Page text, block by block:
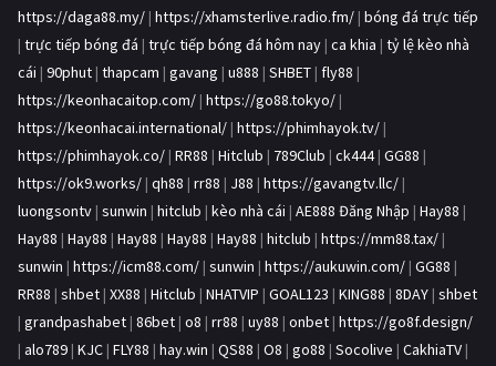
https://daga88.my/ | https://xhamsterlive.radio.fm/ | bóng đá trực tiếp
| trực tiếp bóng đá | trực tiếp bóng đá hôm nay | ca khia | tỷ lệ kèo nhà
cái | 90phut | thapcam | gavang | u888 | SHBET | fly88 |
https://keonhacaitop.com/ | https://go88.tokyo/ |
https://keonhacai.international/ | https://phimhayok.tv/ |
https://phimhayok.co/ | RR88 | Hitclub | 789Club | ck444| GG88 |
https://ok9.works/ | qh88 | rr88 | J88 | https://gavangtv.llc/ |
luongsontv | sunwin | hitclub | kèo nhà cái | AE888 Đăng Nhập | Hay88 |
Hay88 | Hay88 | Hay88 | Hay88 | Hay88 | hitclub | https://mm88.tax/ |
sunwin | https://icm88.com/ | sunwin | https://aukuwin.com/ | GG88 |
RR88 | shbet | XX88 | Hitclub | NHATVIP | GOAL123 | KING88 | 8DAY | shbet
| grandpashabet | 86bet | o8 | rr88 | uy88 | onbet | https://go8f.design/
| alo789 | KJC | FLY88 | hay.win | QS88 | O8 | go88 | Socolive | CakhiaTV |